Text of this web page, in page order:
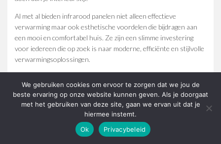
Al met al bieden infrarood panelen niet alleen effectieve
verwarming maar ook esthetische voordelen die bijdragen aan
een mooi en comfortabel huis. Ze zijn een slimme investering
voor iedereen die op zoek is naar moderne, efficiënte en stijlvolle
verwarmingsoplossingen.
byDirkje 8 November 2025
We gebruiken cookies om ervoor te zorgen dat we jou de
beste ervaring op onze website kunnen geven. Als je doorgaat
met het gebruiken van deze site, gaan we ervan uit dat je
hiermee instemt.
Ok
Privacybeleid